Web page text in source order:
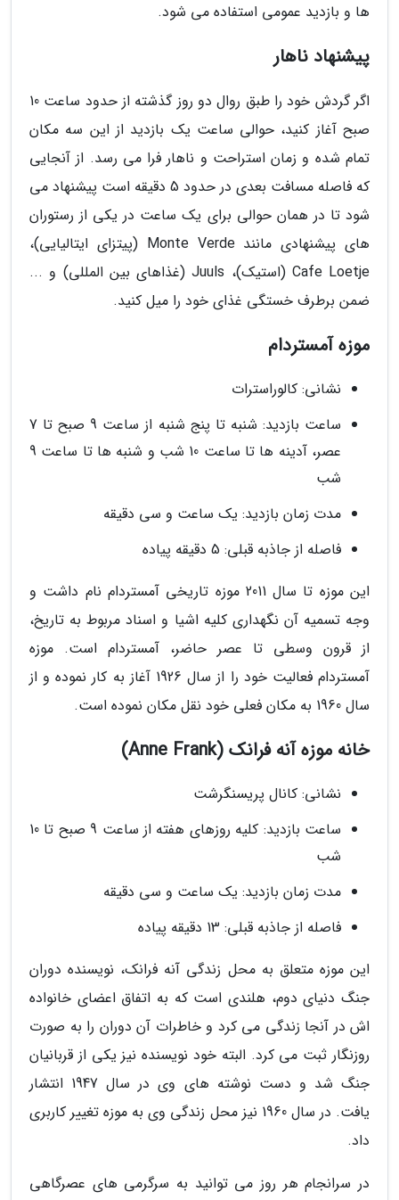
ها و بازدید عمومی استفاده می شود.
پیشنهاد ناهار
اگر گردش خود را طبق روال دو روز گذشته از حدود ساعت 10
صبح آغاز کنید، حوالی ساعت یک بازدید از این سه مکان
تمام شده و زمان استراحت و ناهار فرا می رسد. از آنجایی
که فاصله مسافت بعدی در حدود 5 دقیقه است پیشنهاد می
شود تا در همان حوالی برای یک ساعت در یکی از رستوران
های پیشنهادی مانند Monte Verde (پیتزای ایتالیایی)،
Cafe Loetje (استیک)، Juuls (غذاهای بین المللی) و ...
ضمن برطرف خستگی غذای خود را میل کنید.
موزه آمستردام
نشانی: کالوراسترات
ساعت بازدید: شنبه تا پنج شنبه از ساعت 9 صبح تا 7
عصر، آدینه ها تا ساعت 10 شب و شنبه ها تا ساعت 9
شب
مدت زمان بازدید: یک ساعت و سی دقیقه
فاصله از جاذبه قبلی: 5 دقیقه پیاده
این موزه تا سال 2011 موزه تاریخی آمستردام نام داشت و
وجه تسمیه آن نگهداری کلیه اشیا و اسناد مربوط به تاریخ،
از قرون وسطی تا عصر حاضر، آمستردام است. موزه
آمستردام فعالیت خود را از سال 1926 آغاز به کار نموده و از
سال 1960 به مکان فعلی خود نقل مکان نموده است.
خانه موزه آنه فرانک (Anne Frank)
نشانی: کانال پریسنگرشت
ساعت بازدید: کلیه روزهای هفته از ساعت 9 صبح تا 10
شب
مدت زمان بازدید: یک ساعت و سی دقیقه
فاصله از جاذبه قبلی: 13 دقیقه پیاده
این موزه متعلق به محل زندگی آنه فرانک، نویسنده دوران
جنگ دنیای دوم، هلندی است که به اتفاق اعضای خانواده
اش در آنجا زندگی می کرد و خاطرات آن دوران را به صورت
روزنگار ثبت می کرد. البته خود نویسنده نیز یکی از قربانیان
جنگ شد و دست نوشته های وی در سال 1947 انتشار
یافت. در سال 1960 نیز محل زندگی وی به موزه تغییر کاربری
داد.
در سرانجام هر روز می توانید به سرگرمی های عصرگاهی